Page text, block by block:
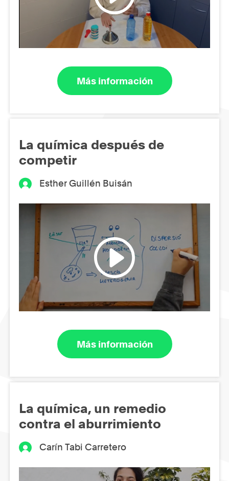
Más información
La química después de
competir
Esther Guillén Buisán
Más información
La química, un remedio
contra el aburrimiento
Carín Tabi Carretero